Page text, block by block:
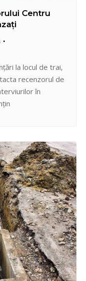
Centru
la locul de trai,
recenzorul de
în
ale
de sectorul de